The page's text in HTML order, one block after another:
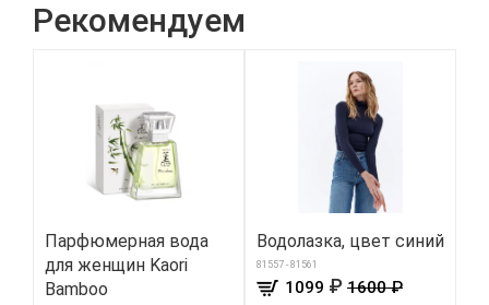
Рекомендуем
Парфюмерная вода
для женщин Kaori
Bamboo
Водолазка, цвет синий
81557 - 81561
1099 ₽ 1600 ₽